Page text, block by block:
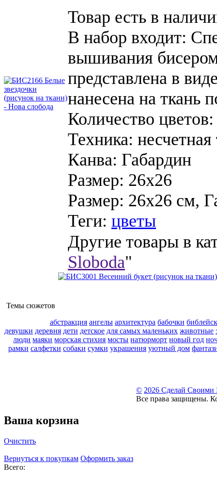
Товар есть в
В набор входит:
вышивания
представлена в
нанесена на ткань
Количество цветов:
Техника:
Канва: Габардин
Размер: 26х26
Размер: 26х26 см,
Теги: цветы
Другие товары в
Sloboda"
Темы сюжетов
абстракция ангелы архитектура бабочки
девушки деревня дети детское для самых маленьких животные
люди маяки морская стихия мосты натюрморт новый год
рамки салфетки собаки сумки украшения уютный дом
© 2026 Сделай Своими
Все права защищены.
Ваша корзина
Очистить
Вернуться к покупкам Оформить заказ
Всего: